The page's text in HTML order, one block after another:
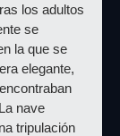
los adultos
se
la que se
elegante,
nave
tripulación